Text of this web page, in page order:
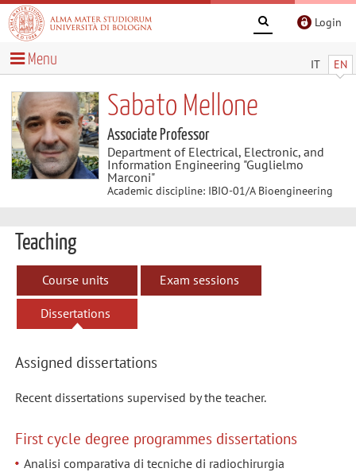
Login
IT EN
Menu
Sabato Mellone
Associate Professor
Department of Electrical, Electronic, and
Information Engineering "Guglielmo
Marconi"
Academic discipline: IBIO-01/A Bioengineering
Teaching
Course units Exam sessions
Dissertations
Assigned dissertations
Recent dissertations supervised by the teacher.
First cycle degree programmes dissertations
Analisi comparativa di tecniche di radiochirurgia